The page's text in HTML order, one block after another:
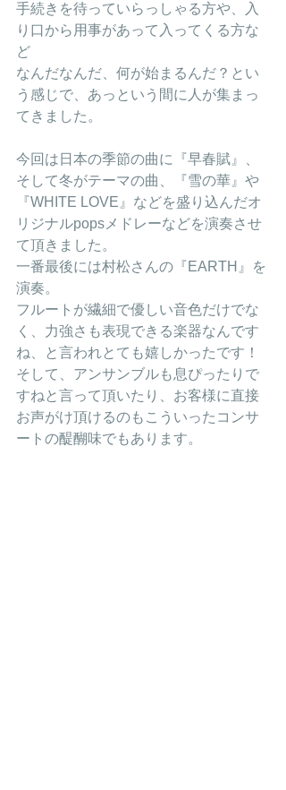
手続きを待っていらっしゃる方や、入
り口から用事があって入ってくる方な
ど
なんだなんだ、何が始まるんだ？とい
う感じで、あっという間に人が集まっ
てきました。
今回は日本の季節の曲に『早春賦』、
そして冬がテーマの曲、『雪の華』や
『WHITE LOVE』などを盛り込んだオ
リジナルpopsメドレーなどを演奏させ
て頂きました。
一番最後には村松さんの『EARTH』を
演奏。
フルートが繊細で優しい音色だけでな
く、力強さも表現できる楽器なんです
ね、と言われとても嬉しかったです！
そして、アンサンブルも息ぴったりで
すねと言って頂いたり、お客様に直接
お声がけ頂けるのもこういったコンサ
ートの醍醐味でもあります。